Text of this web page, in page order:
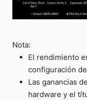
Nota:
El rendimiento
configuración
Las ganancias
hardware y el